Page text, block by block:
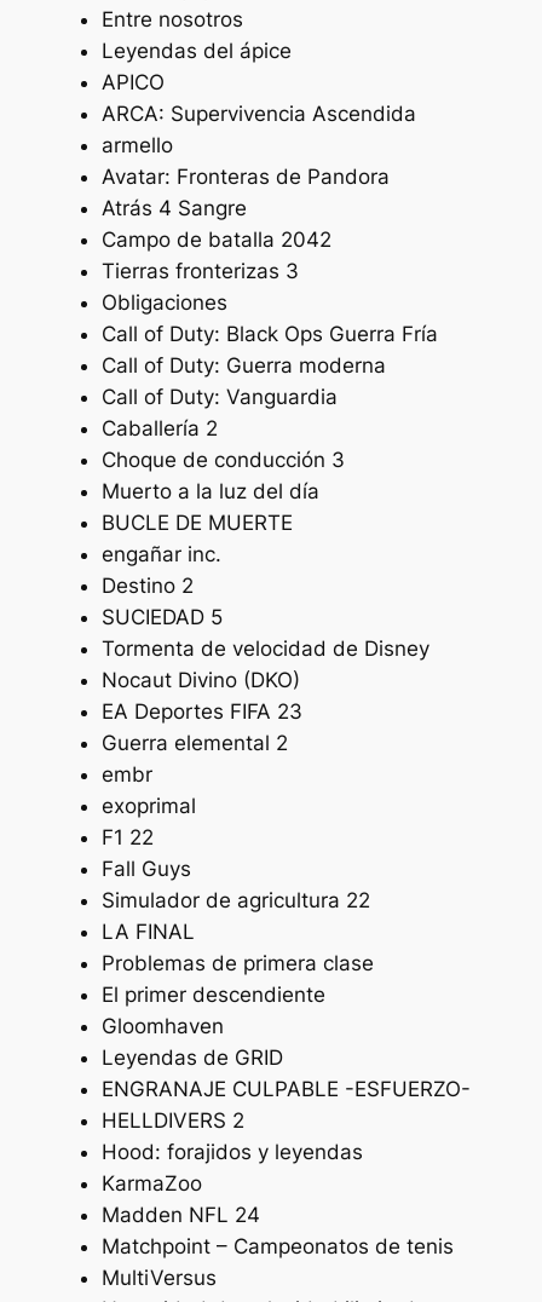
Entre nosotros
Leyendas del ápice
APICO
ARCA: Supervivencia Ascendida
armello
Avatar: Fronteras de Pandora
Atrás 4 Sangre
Campo de batalla 2042
Tierras fronterizas 3
Obligaciones
Call of Duty: Black Ops Guerra Fría
Call of Duty: Guerra moderna
Call of Duty: Vanguardia
Caballería 2
Choque de conducción 3
Muerto a la luz del día
BUCLE DE MUERTE
engañar inc.
Destino 2
SUCIEDAD 5
Tormenta de velocidad de Disney
Nocaut Divino (DKO)
EA Deportes FIFA 23
Guerra elemental 2
embr
exoprimal
F1 22
Fall Guys
Simulador de agricultura 22
LA FINAL
Problemas de primera clase
El primer descendiente
Gloomhaven
Leyendas de GRID
ENGRANAJE CULPABLE -ESFUERZO-
HELLDIVERS 2
Hood: forajidos y leyendas
KarmaZoo
Madden NFL 24
Matchpoint – Campeonatos de tenis
MultiVersus